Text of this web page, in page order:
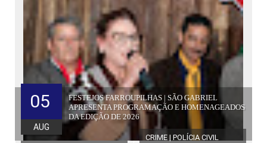
FESTEJOS FARROUPILHAS | SÃO GABRIEL
APRESENTA PROGRAMAÇÃO E HOMENAGEADOS
DA EDIÇÃO DE 2026
05
AUG
CRIME | POLÍCIA CIVIL